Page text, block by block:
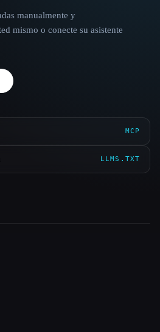
manualmente y
mismo o conecte su asistente
MCP
LLMS.TXT